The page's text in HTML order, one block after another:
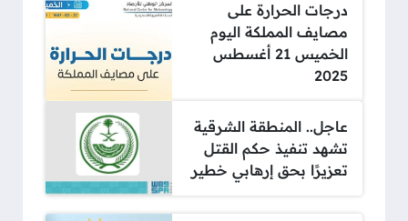
درجات الحرارة على
مصايف المملكة اليوم
الخميس 21 أغسطس
2025
عاجل.. المنطقة الشرقية
تشهد تنفيذ حكم القتل
تعزيرًا بحق إرهابي خطير